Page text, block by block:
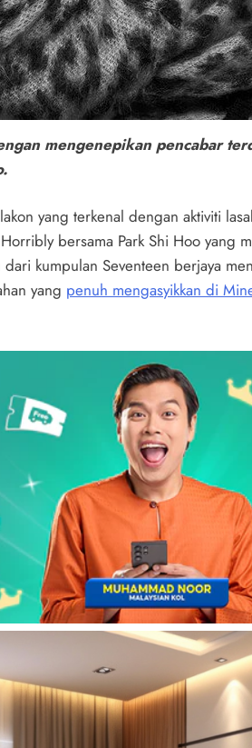
mengenepikan pencabar
yang terkenal dengan aktiviti
bersama Park Shi Hoo yang
kumpulan Seventeen berjaya
yang penuh mengasyikkan di